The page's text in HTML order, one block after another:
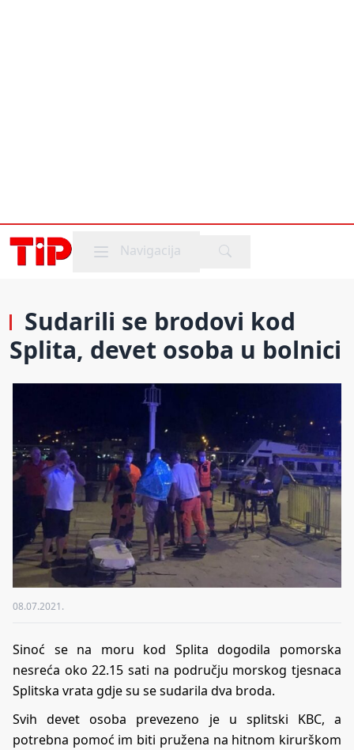
Mobile menu
Navigacija
Sudarili se brodovi kod
Splita, devet osoba u bolnici
08.07.2021.
Sinoć se na moru kod Splita dogodila pomorska
nesreća oko 22.15 sati na području morskog tjesnaca
Splitska vrata gdje su se sudarila dva broda.
Svih devet osoba prevezeno je u splitski KBC, a
potrebna pomoć im biti pružena na hitnom kirurškom